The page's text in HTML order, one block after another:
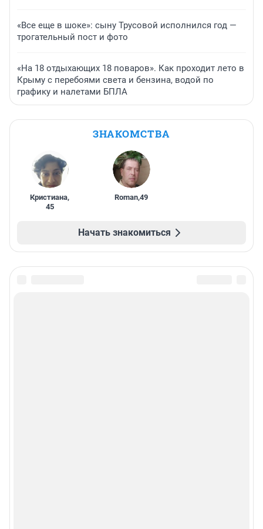
«Все еще в шоке»: сыну Трусовой исполнился год —
трогательный пост и фото
«На 18 отдыхающих 18 поваров». Как проходит лето в
Крыму с перебоями света и бензина, водой по
графику и налетами БПЛА
ЗНАКОМСТВА
Кристиана,
45
Roman,49
Начать знакомиться